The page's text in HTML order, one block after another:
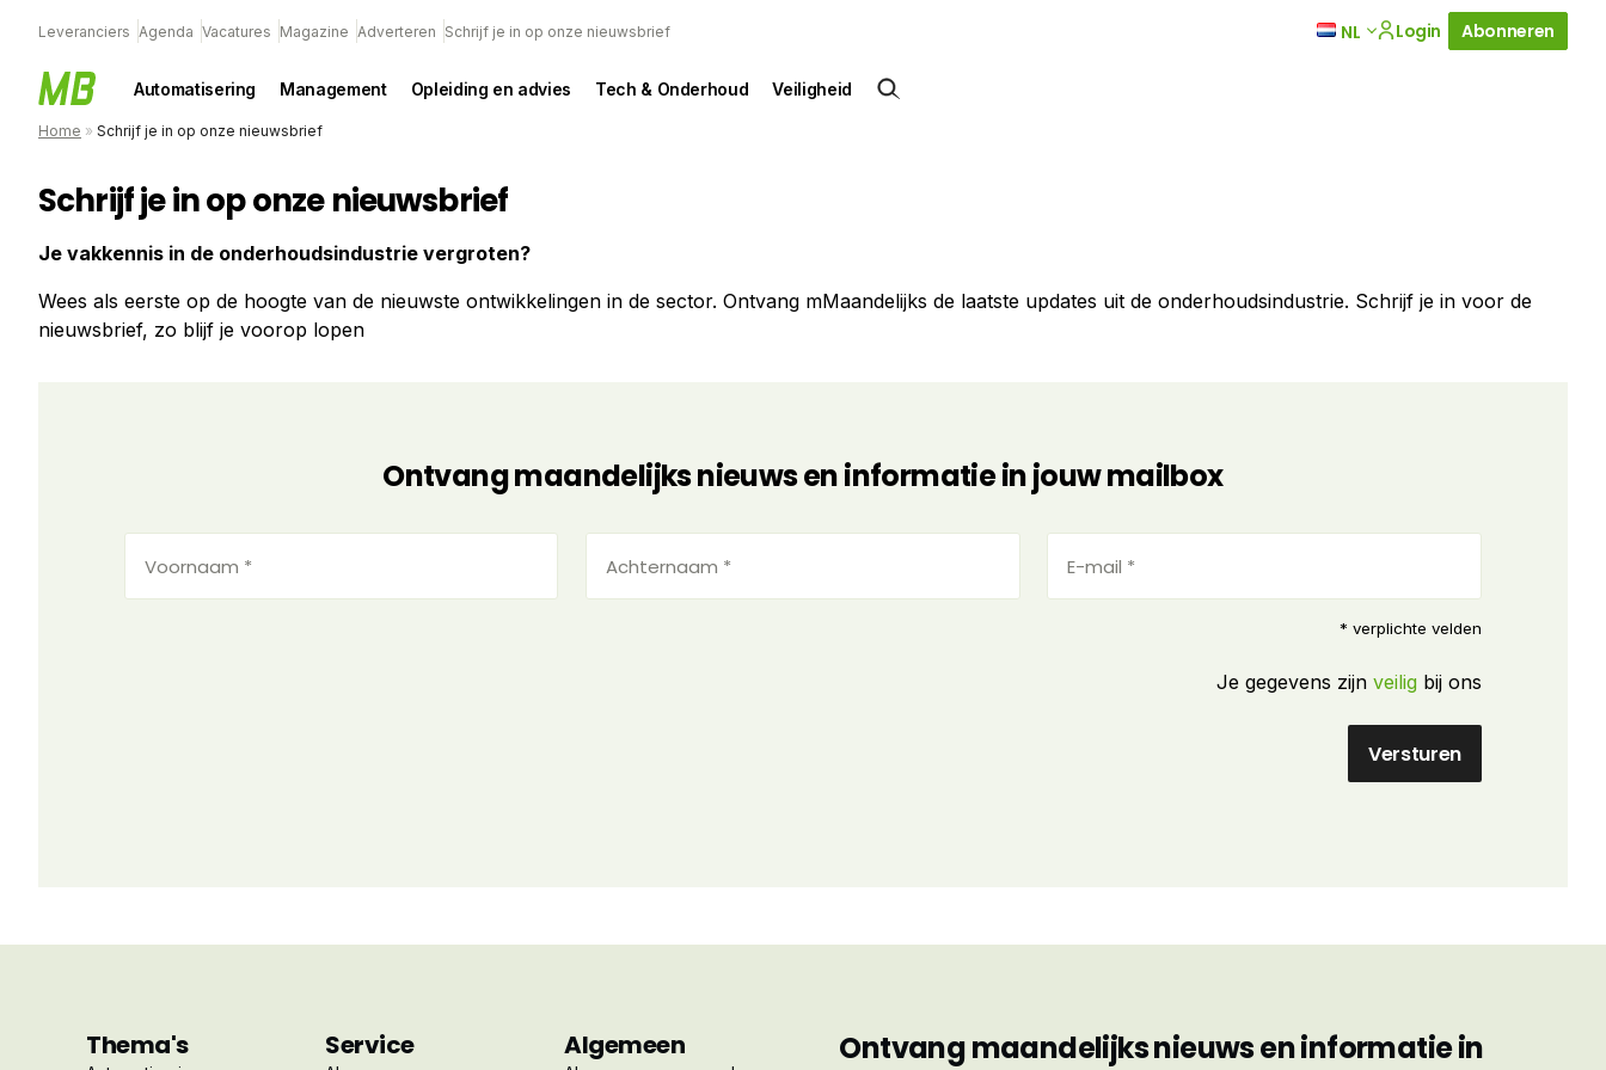
Leveranciers Agenda Vacatures Magazine Adverteren Schrijf je in op onze nieuwsbrief NL Login Abonneren
Automatisering Management Opleiding en advies Tech & Onderhoud Veiligheid
Home » Schrijf je in op onze nieuwsbrief
Schrijf je in op onze nieuwsbrief
Je vakkennis in de onderhoudsindustrie vergroten?
Wees als eerste op de hoogte van de nieuwste ontwikkelingen in de sector. Ontvang mMaandelijks de laatste updates uit de onderhoudsindustrie. Schrijf je in voor de
nieuwsbrief, zo blijf je voorop lopen
Ontvang maandelijks nieuws en informatie in jouw mailbox
mail
*
* verplichte velden
Je gegevens zijn veiligbij ons
Thema's Service Algemeen
Ontvang maandelijks nieuws en informatie in